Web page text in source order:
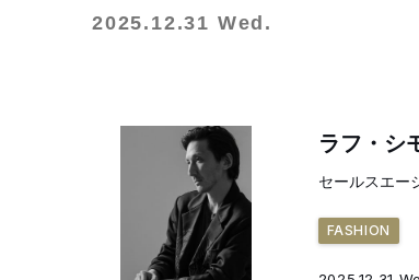
2025.12.31 Wed.
ラフ・シ
セールスエー
FASHION